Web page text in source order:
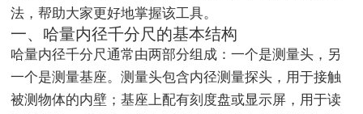
法，帮助大家更好地掌握该工具。
一、哈量内径千分尺的基本结构
哈量内径千分尺通常由两部分组成：一个是测量头，另
一个是测量基座。测量头包含内径测量探头，用于接触
被测物体的内壁；基座上配有刻度盘或显示屏，用于读